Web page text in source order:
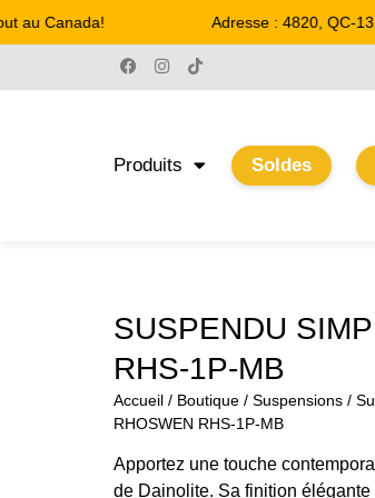
au Canada! Adresse : 4820, QC-
Produits Soldes
SUSPENDU
RHS-1P-MB
Accueil / Boutique / Suspensions /
RHOSWEN RHS-1P-MB
Apportez une touche
de Dainolite. Sa finition élégante